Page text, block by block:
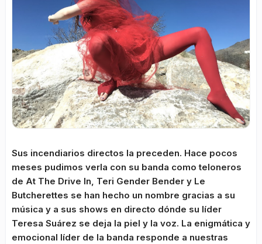
Sus incendiarios directos la preceden. Hace pocos
meses pudimos verla con su banda como teloneros
de At The Drive In, Teri Gender Bender y Le
Butcherettes se han hecho un nombre gracias a su
música y a sus shows en directo dónde su líder
Teresa Suárez se deja la piel y la voz. La enigmática y
emocional líder de la banda responde a nuestras